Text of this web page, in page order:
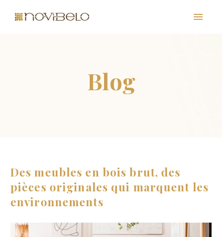
Des meubles en bois brut, des
pièces originales qui marquent les
environnements